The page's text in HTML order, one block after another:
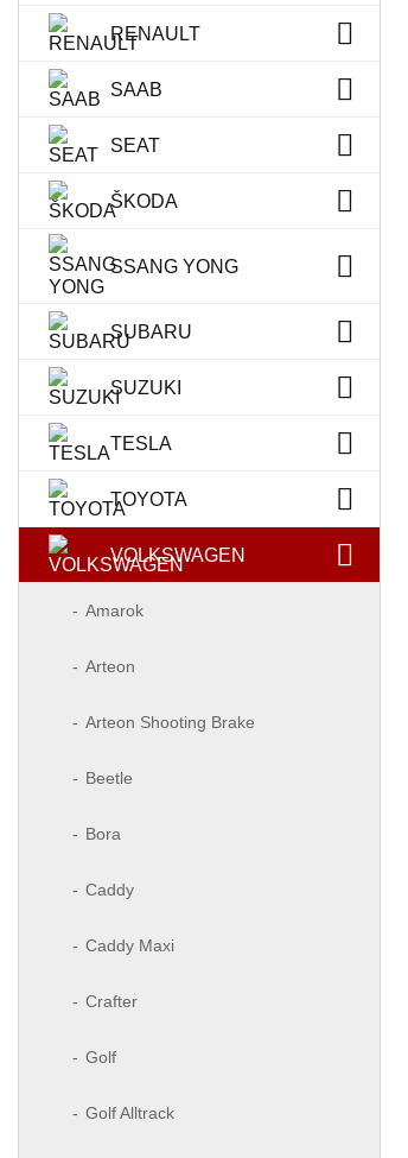
RENAULT
SAAB
SEAT
ŠKODA
SSANG YONG
SUBARU
SUZUKI
TESLA
TOYOTA
VOLKSWAGEN
Amarok
Arteon
Arteon Shooting Brake
Beetle
Bora
Caddy
Caddy Maxi
Crafter
Golf
Golf Alltrack